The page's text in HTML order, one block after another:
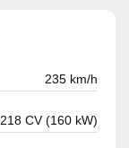
235 km/h
218 CV (160 kW)